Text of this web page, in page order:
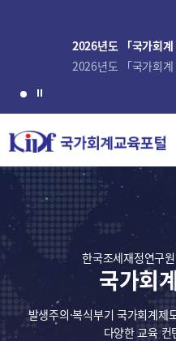
2026년도 「국가회
2026년도 「국가회
한국조세재정연구
국가회
발생주의·복식부기 국가회계
다양한 교육 컨